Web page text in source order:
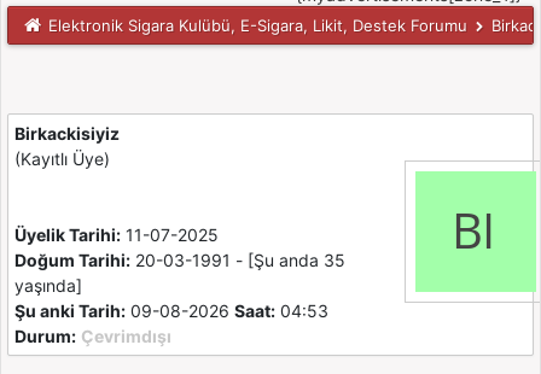
Elektronik Sigara Kulübü, E-Sigara, Likit, Destek Forumu
Birkackisiyiz
(Kayıtlı Üye)
Üyelik Tarihi: 11-07-2025
Doğum Tarihi: 20-03-1991 - [Şu anda 35
yaşında]
Şu anki Tarih: 09-08-2026 Saat: 04:53
Durum: Çevrimdışı